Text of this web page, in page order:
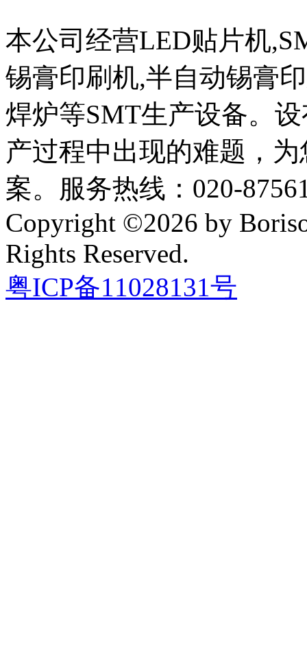
本公司经营LED贴片机
锡膏印刷机,半自动锡膏
焊炉等SMT生产设备。
产过程中出现的难题，
案。服务热线：020-
Copyright ©2026 by
Rights Reserved.
粤ICP备11028131号